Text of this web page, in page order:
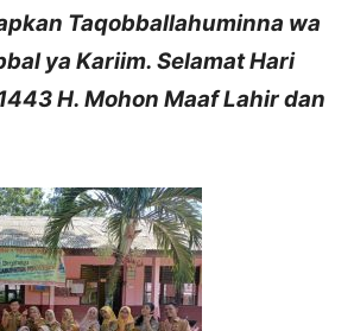
Taqobballahuminna wa
ya Kariim. Selamat Hari
H. Mohon Maaf Lahir dan